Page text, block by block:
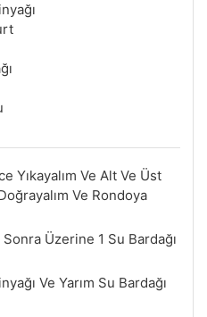
Yıkayalım Ve Alt Ve Üst
Ve Rondoya
Üzerine 1 Su Bardağı
Ve Yarım Su Bardağı